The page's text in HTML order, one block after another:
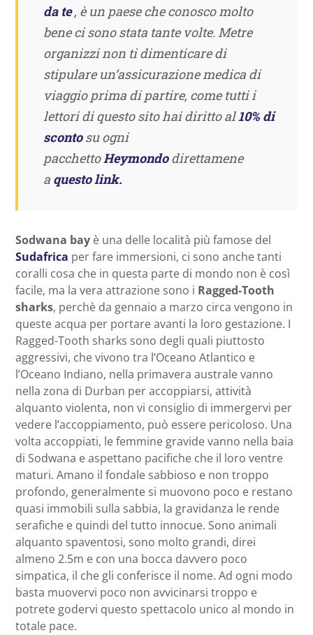
da te, è un paese che conosco molto
bene ci sono stata tante volte. Metre
organizzi non ti dimenticare di
stipulare un’assicurazione medica di
viaggio prima di partire, come tutti i
lettori di questo sito hai diritto al10% di
scontosu ogni
pacchettoHeymondodirettamene
a questo link.
Sodwana bay è una delle località più famose del
Sudafrica per fare immersioni, ci sono anche tanti
coralli cosa che in questa parte di mondo non è così
facile, ma la vera attrazione sono i Ragged-Tooth
sharks, perchè da gennaio a marzo circa vengono in
queste acqua per portare avanti la loro gestazione. I
Ragged-Tooth sharks sono degli quali piuttosto
aggressivi, che vivono tra l’Oceano Atlantico e
l’Oceano Indiano, nella primavera australe vanno
nella zona di Durban per accoppiarsi, attività
alquanto violenta, non vi consiglio di immergervi per
vedere l’accoppiamento, può essere pericoloso. Una
volta accoppiati, le femmine gravide vanno nella baia
di Sodwana e aspettano pacifiche che il loro ventre
maturi. Amano il fondale sabbioso e non troppo
profondo, generalmente si muovono poco e restano
quasi immobili sulla sabbia, la gravidanza le rende
serafiche e quindi del tutto innocue. Sono animali
alquanto spaventosi, sono molto grandi, direi
almeno 2.5m e con una bocca davvero poco
simpatica, il che gli conferisce il nome. Ad ogni modo
basta muovervi poco non avvicinarsi troppo e
potrete godervi questo spettacolo unico al mondo in
totale pace.